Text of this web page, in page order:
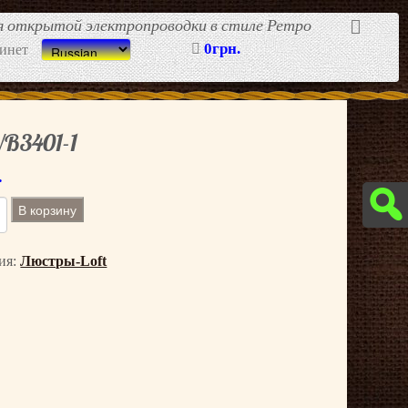
открытой электропроводки в стиле Ретро
0грн.
1
В корзину
Люстры-Loft